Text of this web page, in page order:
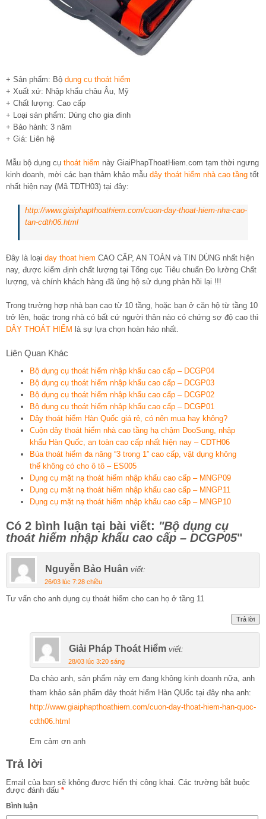
+ Sản phẩm: Bộ dụng cụ thoát hiểm
+ Xuất xứ: Nhập khẩu châu Âu, Mỹ
+ Chất lượng: Cao cấp
+ Loại sản phẩm: Dùng cho gia đình
+ Bảo hành: 3 năm
+ Giá: Liên hệ
Mẫu bộ dụng cụ thoát hiểm này GiaiPhapThoatHiem.com tạm thời ngưng
kinh doanh, mời các bạn thảm khảo mẫu dây thoát hiểm nhà cao tầng tốt
nhất hiện nay (Mã TDTH03) tại đây:
http://www.giaiphapthoathiem.com/cuon-day-thoat-hiem-nha-cao-
tan-cdth06.html
Đây là loại day thoat hiem CAO CẤP, AN TOÀN và TIN DÙNG nhất hiện
nay, được kiểm định chất lượng tại Tổng cục Tiêu chuẩn Đo lường Chất
lượng, và chính khách hàng đã ủng hộ sử dụng phản hồi lại !!!
Trong trường hợp nhà bạn cao từ 10 tầng, hoặc bạn ở căn hộ từ tầng 10
trở lên, hoặc trong nhà có bất cứ người thân nào có chứng sợ độ cao thì
DÂY THOÁT HIỂM là sự lựa chọn hoàn hảo nhất.
Liên Quan Khác
Bộ dụng cụ thoát hiểm nhập khẩu cao cấp – DCGP04
Bộ dụng cụ thoát hiểm nhập khẩu cao cấp – DCGP03
Bộ dụng cụ thoát hiểm nhập khẩu cao cấp – DCGP02
Bộ dụng cụ thoát hiểm nhập khẩu cao cấp – DCGP01
Dây thoát hiểm Hàn Quốc giá rẻ, có nên mua hay không?
Cuộn dây thoát hiểm nhà cao tầng hạ chậm DooSung, nhập
khẩu Hàn Quốc, an toàn cao cấp nhất hiện nay – CDTH06
Búa thoát hiểm đa năng “3 trong 1” cao cấp, vật dụng không
thể không có cho ô tô – ES005
Dụng cụ mặt nạ thoát hiểm nhập khẩu cao cấp – MNGP09
Dụng cụ mặt nạ thoát hiểm nhập khẩu cao cấp – MNGP11
Dụng cụ mặt nạ thoát hiểm nhập khẩu cao cấp – MNGP10
Có 2 bình luận tại bài viết: "Bộ dụng cụ
thoát hiểm nhập khẩu cao cấp – DCGP05"
Nguyễn Bảo Huân viết:
26/03 lúc 7:28 chiều
Tư vấn cho anh dụng cụ thoát hiểm cho can họ ở tầng 11
Trả lời
Giải Pháp Thoát Hiểm viết:
28/03 lúc 3:20 sáng
Dạ chào anh, sản phẩm này em đang không kinh doanh nữa, anh
tham khảo sản phẩm dây thoát hiểm Hàn QUốc tại đây nha anh:
http://www.giaiphapthoathiem.com/cuon-day-thoat-hiem-han-quoc-
cdth06.html
Em cảm ơn anh
Trả lời
Email của bạn sẽ không được hiển thị công khai. Các trường bắt buộc
được đánh dấu *
Bình luận